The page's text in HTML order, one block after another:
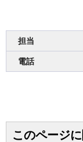
担当
電話
このページ